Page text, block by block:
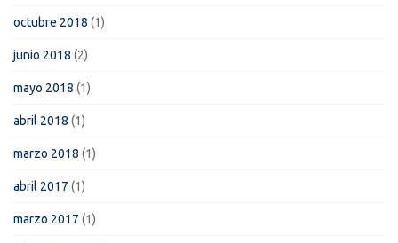
octubre 2018 (1)
junio 2018 (2)
mayo 2018 (1)
abril 2018 (1)
marzo 2018 (1)
abril 2017 (1)
marzo 2017 (1)